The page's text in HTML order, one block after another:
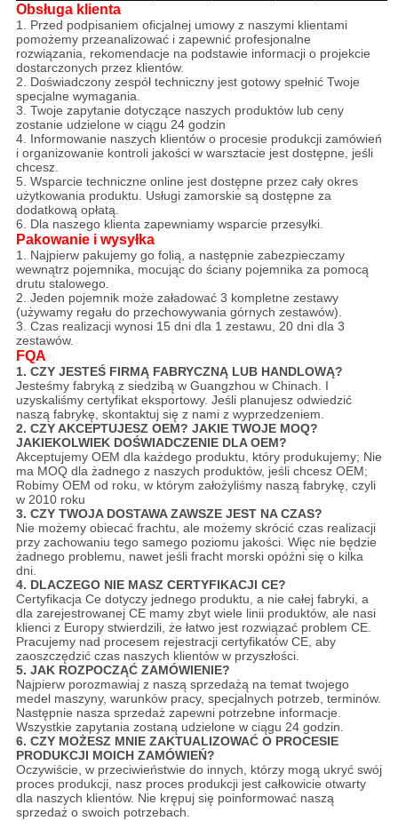
Obsługa klienta
1. Przed podpisaniem oficjalnej umowy z naszymi klientami
pomożemy przeanalizować i zapewnić profesjonalne
rozwiązania, rekomendacje na podstawie informacji o projekcie
dostarczonych przez klientów.
2. Doświadczony zespół techniczny jest gotowy spełnić Twoje
specjalne wymagania.
3. Twoje zapytanie dotyczące naszych produktów lub ceny
zostanie udzielone w ciągu 24 godzin
4. Informowanie naszych klientów o procesie produkcji zamówień
i organizowanie kontroli jakości w warsztacie jest dostępne, jeśli
chcesz.
5. Wsparcie techniczne online jest dostępne przez cały okres
użytkowania produktu. Usługi zamorskie są dostępne za
dodatkową opłatą.
6. Dla naszego klienta zapewniamy wsparcie przesyłki.
Pakowanie i wysyłka
1. Najpierw pakujemy go folią, a następnie zabezpieczamy
wewnątrz pojemnika, mocując do ściany pojemnika za pomocą
drutu stalowego.
2. Jeden pojemnik może załadować 3 kompletne zestawy
(używamy regału do przechowywania górnych zestawów).
3. Czas realizacji wynosi 15 dni dla 1 zestawu, 20 dni dla 3
zestawów.
FQA
1. CZY JESTEŚ FIRMĄ FABRYCZNĄ LUB HANDLOWĄ?
Jesteśmy fabryką z siedzibą w Guangzhou w Chinach. I
uzyskaliśmy certyfikat eksportowy. Jeśli planujesz odwiedzić
naszą fabrykę, skontaktuj się z nami z wyprzedzeniem.
2. CZY AKCEPTUJESZ OEM? JAKIE TWOJE MOQ?
JAKIEKOLWIEK DOŚWIADCZENIE DLA OEM?
Akceptujemy OEM dla każdego produktu, który produkujemy; Nie
ma MOQ dla żadnego z naszych produktów, jeśli chcesz OEM;
Robimy OEM od roku, w którym założyliśmy naszą fabrykę, czyli
w 2010 roku
3. CZY TWOJA DOSTAWA ZAWSZE JEST NA CZAS?
Nie możemy obiecać frachtu, ale możemy skrócić czas realizacji
przy zachowaniu tego samego poziomu jakości. Więc nie będzie
żadnego problemu, nawet jeśli fracht morski opóźni się o kilka
dni.
4. DLACZEGO NIE MASZ CERTYFIKACJI CE?
Certyfikacja Ce dotyczy jednego produktu, a nie całej fabryki, a
dla zarejestrowanej CE mamy zbyt wiele linii produktów, ale nasi
klienci z Europy stwierdzili, że łatwo jest rozwiązać problem CE.
Pracujemy nad procesem rejestracji certyfikatów CE, aby
zaoszczędzić czas naszych klientów w przyszłości.
5. JAK ROZPOCZĄĆ ZAMÓWIENIE?
Najpierw porozmawiaj z naszą sprzedażą na temat twojego
medel maszyny, warunków pracy, specjalnych potrzeb, terminów.
Następnie nasza sprzedaż zapewni potrzebne informacje.
Wszystkie zapytania zostaną udzielone w ciągu 24 godzin.
6. CZY MOŻESZ MNIE ZAKTUALIZOWAĆ O PROCESIE
PRODUKCJI MOICH ZAMÓWIEŃ?
Oczywiście, w przeciwieństwie do innych, którzy mogą ukryć swój
proces produkcji, nasz proces produkcji jest całkowicie otwarty
dla naszych klientów. Nie krępuj się poinformować naszą
sprzedaż o swoich potrzebach.